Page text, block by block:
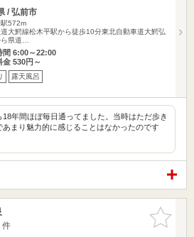
/ 弘前市
572m
大鰐線松木平駅から徒歩10分東北自動車道大鰐弘
県道…
間 6:00～22:00
金 530円～
露天風呂
年間ほぼ毎日通ってました。当時はただ歩き
あまり魅力的に感じることはなかったのです
お気に入
りに追加